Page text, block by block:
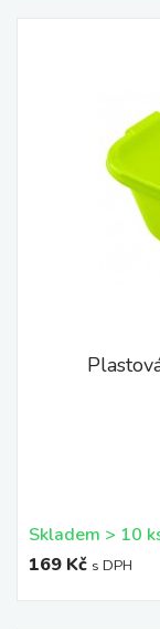
Skladem
169 Kč s DPH